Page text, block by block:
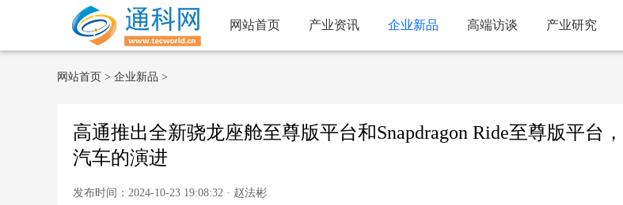
网站首页 产业资讯 企业新品 高端访谈 产业研究
网站首页 > 企业新品 >
高通推出全新骁龙座舱至尊版平台和Snapdragon Ride至尊版平台
汽车的演进
发布时间：2024-10-23 19:08:32 · 赵法彬